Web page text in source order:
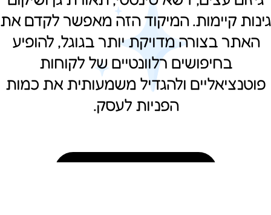
גינות קיימות. המיקוד הזה מאפשר לקדם את
האתר בצורה מדויקת יותר בגוגל, להופיע
בחיפושים רלוונטיים של לקוחות
פוטנציאליים ולהגדיל משמעותית את כמות
הפניות לעסק.